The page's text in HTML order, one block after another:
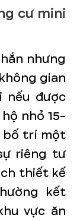
cư mini
nhưng
gian
nếu được
nhỏ 15-
bố trí một
riêng tư
thiết kế
kết
vực ăn